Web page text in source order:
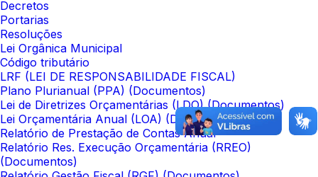
Decretos
Portarias
Resoluções
Lei Orgânica Municipal
Código tributário
LRF (LEI DE RESPONSABILIDADE FISCAL)
Plano Plurianual (PPA) (Documentos)
Lei de Diretrizes Orçamentárias (LDO) (Documentos)
Lei Orçamentária Anual (LOA) (Documentos)
Relatório de Prestação de Contas Anual
Relatório Res. Execução Orçamentária (RREO)
(Documentos)